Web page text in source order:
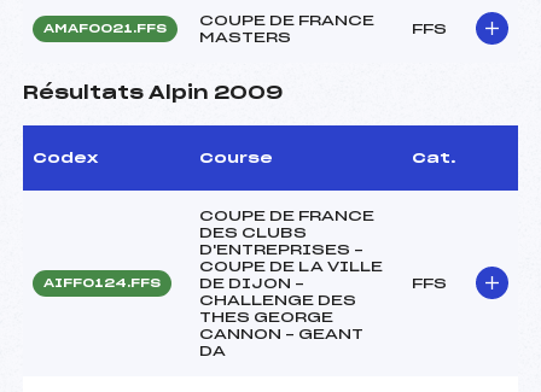
AMAF0021.FFS
COUPE DE FRANCE
MASTERS
FFS
Résultats Alpin 2009
Codex Course Cat.
AIFF0124.FFS
COUPE DE FRANCE
DES CLUBS
D'ENTREPRISES –
COUPE DE LA VILLE
DE DIJON –
CHALLENGE DES
THES GEORGE
CANNON – GEANT
DA
FFS